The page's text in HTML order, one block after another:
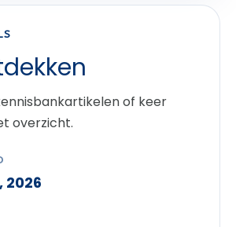
of keer
overzicht.
2026